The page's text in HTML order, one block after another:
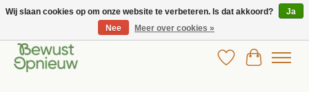
Wij bieden het grootste aanbod in betaalbare kinderkleding!
Verlanglijst
Wij slaan cookies op om onze website te verbeteren. Is dat akkoord?
Ja
Nee
Meer over cookies »